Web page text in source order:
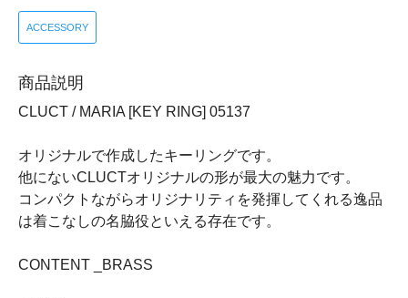
ACCESSORY
商品説明
CLUCT / MARIA [KEY RING] 05137
オリジナルで作成したキーリングです。
他にないCLUCTオリジナルの形が最大の魅力です。
コンパクトながらオリジナリティを発揮してくれる逸品
は着こなしの名脇役といえる存在です。
CONTENT _BRASS